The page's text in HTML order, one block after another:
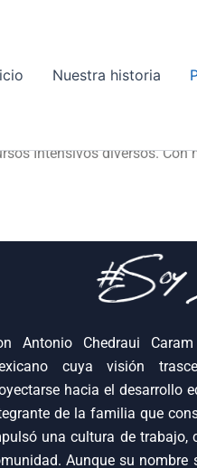
Nuestra historia
Intensivos diversos. Con
Antonio Chedraui
cuya visión
hacia el desarrollo
de la familia que
una cultura de trabajo,
Aunque su nombre